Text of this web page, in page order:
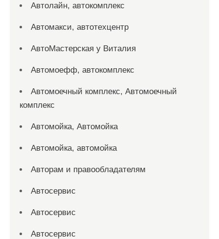
Автолайн, автокомплекс
Автомакси, автотехцентр
АвтоМастерская у Виталия
Автомоефф, автокомплекс
Автомоечный комплекс, Автомоечный
комплекс
Автомойка, Автомойка
Автомойка, автомойка
Авторам и правообладателям
Автосервис
Автосервис
Автосервис